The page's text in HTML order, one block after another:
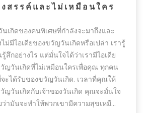
สรรค์และไม่เหมือนใคร
เกิดของคนพิเศษที่กำลังจะมาถึงและ
ม่มีไอเดียของขวัญวันเกิดหรือเปล่า เรารู้
สึกอย่างไร แต่มั่นใจได้ว่าเรามีไอเดีย
ญวันเกิดที่ไม่เหมือนใครเพื่อคุณ ทุกคน
ะได้รับของขวัญวันเกิด. เวลาที่คุณให้
ญวันเกิดกับเจ้าของวันเกิด คุณจะมั่นใจ
ว่ามันจะทำให้พวกเขามีความสุขเหมื...